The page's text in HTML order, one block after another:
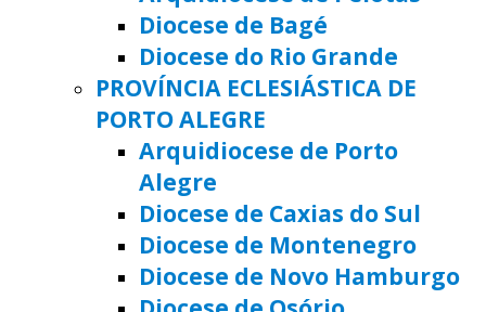
Diocese de Bagé
Diocese do Rio Grande
PROVÍNCIA ECLESIÁSTICA DE
PORTO ALEGRE
Arquidiocese de Porto
Alegre
Diocese de Caxias do Sul
Diocese de Montenegro
Diocese de Novo Hamburgo